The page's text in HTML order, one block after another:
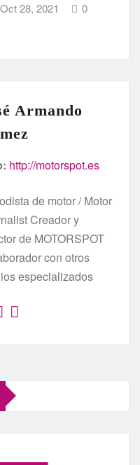
Oct 28, 2021 0
Armando
http://motorspot.es
de motor / Motor
Creador y
de MOTORSPOT
con otros
especializados